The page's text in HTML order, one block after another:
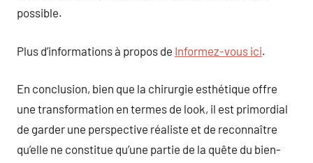
possible.
Plus d’informations à propos de Informez-vous ici.
En conclusion, bien que la chirurgie esthétique offre
une transformation en termes de look, il est primordial
de garder une perspective réaliste et de reconnaître
qu’elle ne constitue qu’une partie de la quête du bien-